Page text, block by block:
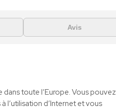
Avis
toute l’Europe. Vous pouvez
l’utilisation d’Internet et vous